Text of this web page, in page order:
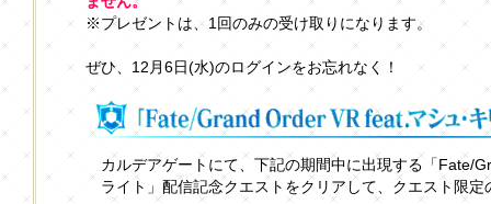
※プレゼントは、1回のみの受け取りになります。
ぜひ、12月6日(水)のログインをお忘れなく！
カルデアゲートにて、下記の期間中に出現する「Fate/
ライト」配信記念クエストをクリアして、クエスト限